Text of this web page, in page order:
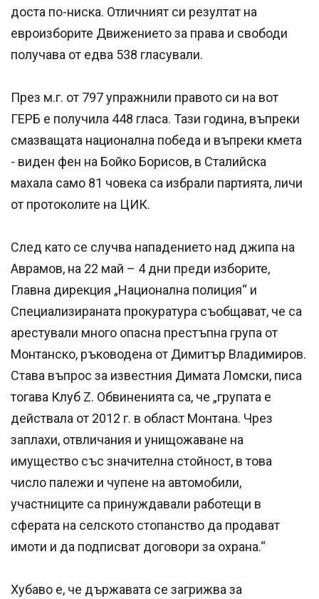
доста по-ниска. Отличният си резултат на
евроизборите Движението за права и свободи
получава от едва 538 гласували.
През м.г. от 797 упражнили правото си на вот
ГЕРБ е получила 448 гласа. Тази година, въпреки
смазващата национална победа и въпреки кмета
- виден фен на Бойко Борисов, в Сталийска
махала само 81 човека са избрали партията, личи
от протоколите на ЦИК.
След като се случва нападението над джипа на
Аврамов, на 22 май – 4 дни преди изборите,
Главна дирекция „Национална полиция“ и
Специализираната прокуратура съобщават, че са
арестували много опасна престъпна група от
Монтанско, ръководена от Димитър Владимиров.
Става въпрос за известния Димата Ломски, писа
тогава Клуб Z. Обвиненията са, че „групата е
действала от 2012 г. в област Монтана. Чрез
заплахи, отвличания и унищожаване на
имущество със значителна стойност, в това
число палежи и чупене на автомобили,
участниците са принуждавали работещи в
сферата на селското стопанство да продават
имоти и да подписват договори за охрана.“
Хубаво е, че държавата се загрижва за